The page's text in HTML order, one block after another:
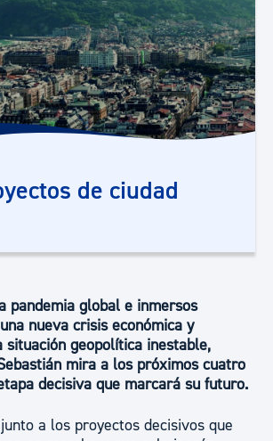
de ciudad
pandemia global e inmersos
nueva crisis económica y
situación geopolítica inestable,
mira a los próximos cuatro
decisiva que marcará su futuro.
a los proyectos decisivos que